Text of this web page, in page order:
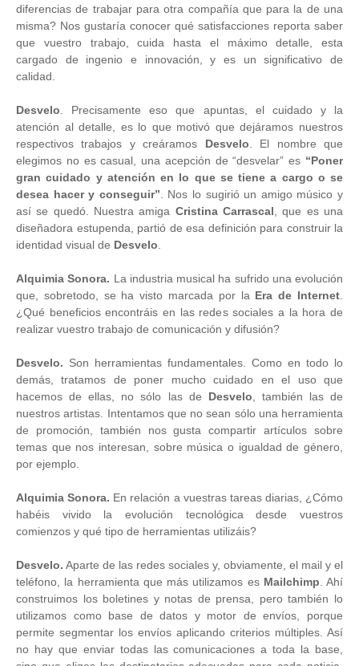
diferencias de trabajar para otra compañía que para la de una
misma? Nos gustaría conocer qué satisfacciones reporta saber
que vuestro trabajo, cuida hasta el máximo detalle, esta
cargado de ingenio e innovación, y es un significativo de
calidad.
Desvelo. Precisamente eso que apuntas, el cuidado y la
atención al detalle, es lo que motivó que dejáramos nuestros
respectivos trabajos y creáramos Desvelo. El nombre que
elegimos no es casual, una acepción de “desvelar” es “Poner
gran cuidado y atención en lo que se tiene a cargo o se
desea hacer y conseguir”. Nos lo sugirió un amigo músico y
así se quedó. Nuestra amiga Cristina Carrascal, que es una
diseñadora estupenda, partió de esa definición para construir la
identidad visual de Desvelo.
Alquimia Sonora. La industria musical ha sufrido una evolución
que, sobretodo, se ha visto marcada por la Era de Internet.
¿Qué beneficios encontráis en las redes sociales a la hora de
realizar vuestro trabajo de comunicación y difusión?
Desvelo. Son herramientas fundamentales. Como en todo lo
demás, tratamos de poner mucho cuidado en el uso que
hacemos de ellas, no sólo las de Desvelo, también las de
nuestros artistas. Intentamos que no sean sólo una herramienta
de promoción, también nos gusta compartir artículos sobre
temas que nos interesan, sobre música o igualdad de género,
por ejemplo.
Alquimia Sonora. En relación a vuestras tareas diarias, ¿Cómo
habéis vivido la evolución tecnológica desde vuestros
comienzos y qué tipo de herramientas utilizáis?
Desvelo. Aparte de las redes sociales y, obviamente, el mail y el
teléfono, la herramienta que más utilizamos es Mailchimp. Ahí
construimos los boletines y notas de prensa, pero también lo
utilizamos como base de datos y motor de envíos, porque
permite segmentar los envíos aplicando criterios múltiples. Así
no hay que enviar todas las comunicaciones a toda la base,